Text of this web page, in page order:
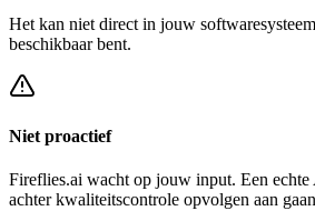
Het kan niet direct in jouw
beschikbaar bent.
Niet proactief
Fireflies.ai wacht op jouw input. Een
achterkwaliteitscontrole opvolgen aan